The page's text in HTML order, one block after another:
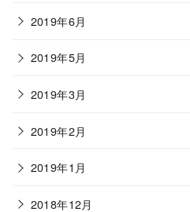
2019年6月
2019年5月
2019年3月
2019年2月
2019年1月
2018年12月